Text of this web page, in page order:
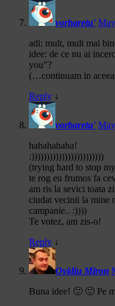
vorbaretu'
adi: mult, mult mai
idee: de ce nu ai
you”?
(…continuam in
Reply ↓
vorbaretu'
hahahahaha!
:))))))))))))))))))))))))
(trying hard to stop
te rog eu frumos fa
am ris la sevici toata
ciudat vecinii la mine
campanie.. :))))
Te votez, am zis-o!
Reply ↓
Ovidiu Miron
Buna idee! 🙂 🙂 Pe